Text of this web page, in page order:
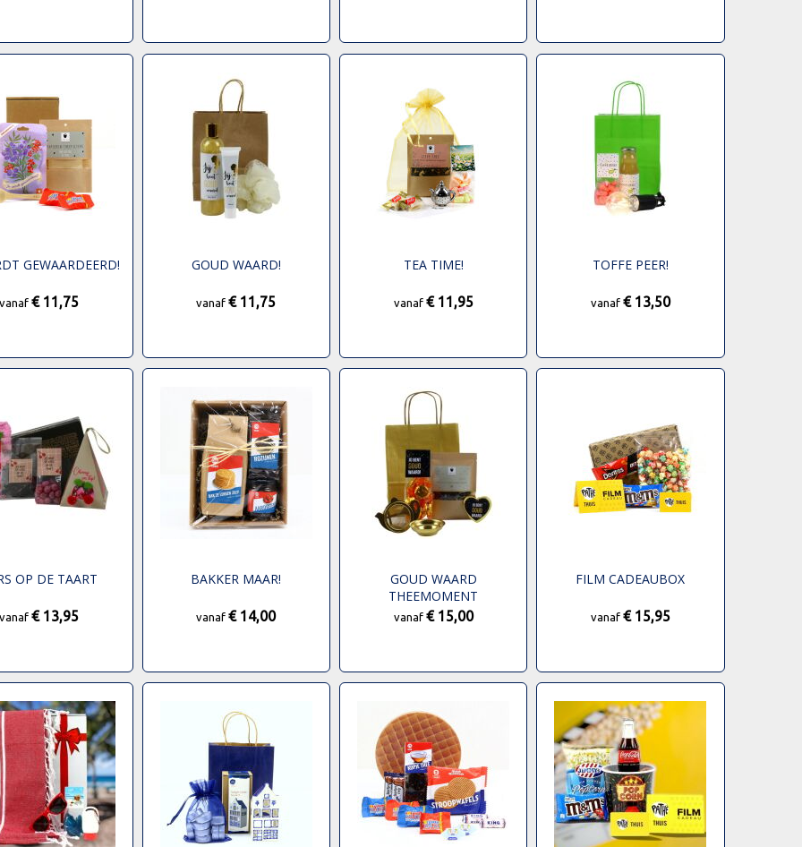
GEWAARDEERD!
vanaf€ 11,75
GOUD WAARD!
vanaf€ 11,75
TEA TIME!
vanaf € 11,95
TOFFE PEER!
vanaf € 13,50
OP DE TAART
vanaf€ 13,95
BAKKER MAAR!
vanaf€ 14,00
GOUD WAARD
THEEMOMENT
vanaf € 15,00
FILM CADEAUBOX
vanaf € 15,95